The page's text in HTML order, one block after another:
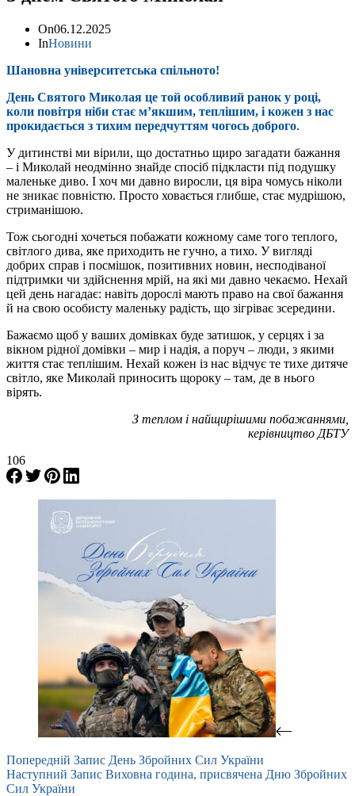
On06.12.2025
InНовини
Шановна університетська спільното!
День Святого Миколая це той особливий ранок у році,
коли повітря ніби стає м’якшим, теплішим, і кожен з нас
прокидається з тихим передчуттям чогось доброго.
У дитинстві ми вірили, що достатньо щиро загадати бажання
– і Миколай неодмінно знайде спосіб підкласти під подушку
маленьке диво. І хоч ми давно виросли, ця віра чомусь ніколи
не зникає повністю. Просто ховається глибше, стає мудрішою,
стриманішою.
Тож сьогодні хочеться побажати кожному саме того теплого,
світлого дива, яке приходить не гучно, а тихо. У вигляді
добрих справ і посмішок, позитивних новин, несподіваної
підтримки чи здійснення мрій, на які ми давно чекаємо. Нехай
цей день нагадає: навіть дорослі мають право на свої бажання
й на свою особисту маленьку радість, що зігріває зсередини.
Бажаємо щоб у ваших домівках буде затишок, у серцях і за
вікном рідної домівки – мир і надія, а поруч – люди, з якими
життя стає теплішим. Нехай кожен із нас відчує те тихе дитяче
світло, яке Миколай приносить щороку – там, де в нього
вірять.
З теплом і найщирішими побажаннями,
керівництво ДБТУ
106
Попередній Запис День Збройних Сил України
Наступний Запис Виховна година, присвячена Дню Збройних
Сил України